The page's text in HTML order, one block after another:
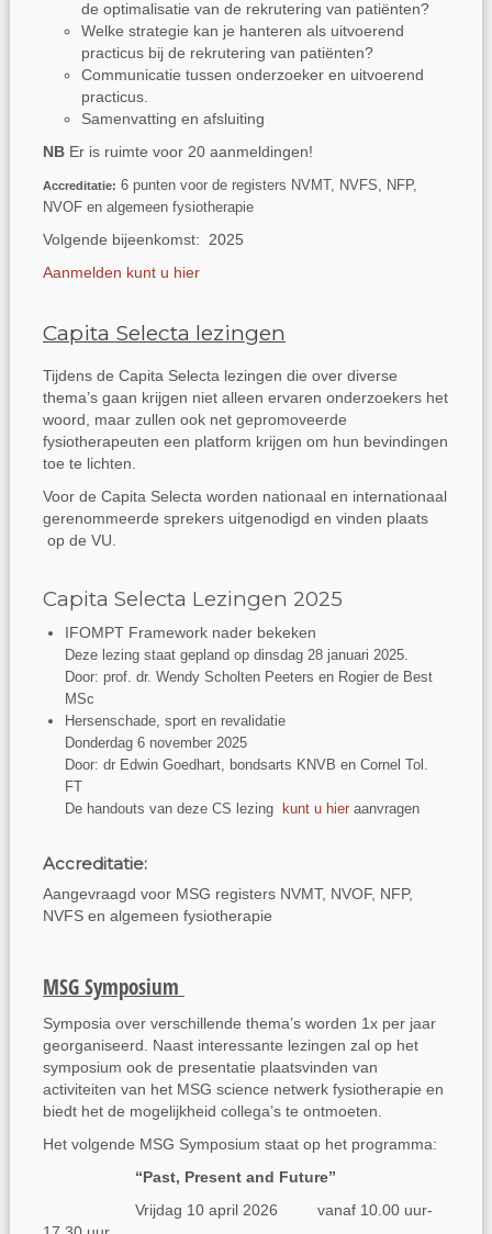
de optimalisatie van de rekrutering van patiënten?
Welke strategie kan je hanteren als uitvoerend
practicus bij de rekrutering van patiënten?
Communicatie tussen onderzoeker en uitvoerend
practicus.
Samenvatting en afsluiting
NB Er is ruimte voor 20 aanmeldingen!
Accreditatie: 6 punten voor de registers NVMT, NVFS, NFP,
NVOF en algemeen fysiotherapie
Volgende bijeenkomst: 2025
Aanmelden kunt u hier
Capita Selecta lezingen
Tijdens de Capita Selecta lezingen die over diverse
thema’s gaan krijgen niet alleen ervaren onderzoekers het
woord, maar zullen ook net gepromoveerde
fysiotherapeuten een platform krijgen om hun bevindingen
toe te lichten.
Voor de Capita Selecta worden nationaal en internationaal
gerenommeerde sprekers uitgenodigd en vinden plaats
op de VU.
Capita Selecta Lezingen 2025
IFOMPT Framework nader bekeken
Deze lezing staat gepland op dinsdag 28 januari 2025.
Door: prof. dr. Wendy Scholten Peeters en Rogier de Best
MSc
Hersenschade, sport en revalidatie
Donderdag 6 november 2025
Door: dr Edwin Goedhart, bondsarts KNVB en Cornel Tol.
FT
De handouts van deze CS lezing
kunt u hier aanvragen
Accreditatie:
Aangevraagd voor MSG registers NVMT, NVOF, NFP,
NVFS en algemeen fysiotherapie
MSG Symposium
Symposia over verschillende thema’s worden 1x per jaar
georganiseerd. Naast interessante lezingen zal op het
symposium ook de presentatie plaatsvinden van
activiteiten van het MSG science netwerk fysiotherapie en
biedt het de mogelijkheid collega’s te ontmoeten.
Het volgende MSG Symposium staat op het programma:
“ Past, Present and Future”
Vrijdag 10 april 2026 vanaf 10.00 uur-